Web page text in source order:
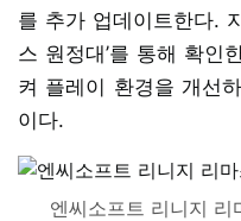
를 추가 업데이트한다.
스 원정대’를 통해 확인
켜 플레이 환경을 개선
이다.
엔씨소프트 리니지 리